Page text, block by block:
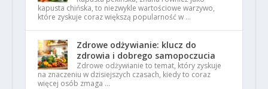
kapusta chińska, to niezwykle wartościowe warzywo,
które zyskuje coraz większą popularność w …
Zdrowe odżywianie: klucz do
zdrowia i dobrego samopoczucia
Zdrowe odżywianie to temat, który zyskuje
na znaczeniu w dzisiejszych czasach, kiedy to coraz
więcej osób zmaga …